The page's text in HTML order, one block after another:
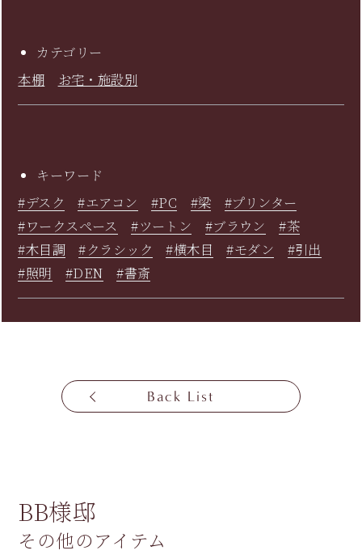
カテゴリー
本棚
お宅・施設別
キーワード
#デスク
#エアコン #PC #梁
#プリンター
#ワークスペース
#ツートン #ブラウン
#茶
#木目調
#クラシック #横木目 #モダン
#引出
#照明
#DEN #書斎
Back List
BB様邸
その他のアイテム